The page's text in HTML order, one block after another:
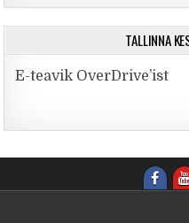
TALLINNA
E-teavik OverDrive’ist